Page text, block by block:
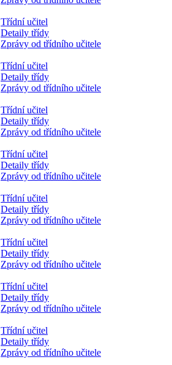
Třídní učitel
Detaily třídy
Zprávy od třídního učitele
Třídní učitel
Detaily třídy
Zprávy od třídního učitele
Třídní učitel
Detaily třídy
Zprávy od třídního učitele
Třídní učitel
Detaily třídy
Zprávy od třídního učitele
Třídní učitel
Detaily třídy
Zprávy od třídního učitele
Třídní učitel
Detaily třídy
Zprávy od třídního učitele
Třídní učitel
Detaily třídy
Zprávy od třídního učitele
Třídní učitel
Detaily třídy
Zprávy od třídního učitele